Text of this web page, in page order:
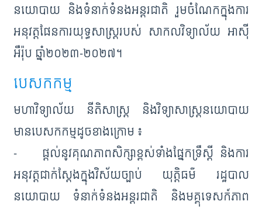
នយោបាយ និងទំនាក់ទំនងអន្ដរជាតិ រួមចំណែកក្នុងការ
អនុវត្តផែនការយុទ្ធសាស្ត្ររបស់ សាកលវិទ្យាល័យ អាស៊ី
អឺរ៉ុប ឆ្នាំ២០២៣-២០២៧។
បេសកកម្ម
មហាវិទ្យាល័យ នីតិសាស្ដ្រ និងវិទ្យាសាស្ដ្រនយោបាយ
មានបេសកកម្មដូចខាងក្រោម ៖
- ផ្តល់នូវគុណភាពសិក្សាខ្ពស់ទាំងផ្នែកទ្រឹស្តី និងការ
អនុវត្តជាក់ស្តែងក្នុងវិស័យច្បាប់ យុត្តិធម៌ រដ្ឋបាល
នយោបាយ ទំនាក់ទំនងអន្តរជាតិ និងមគ្គុទេសក៍ភាព